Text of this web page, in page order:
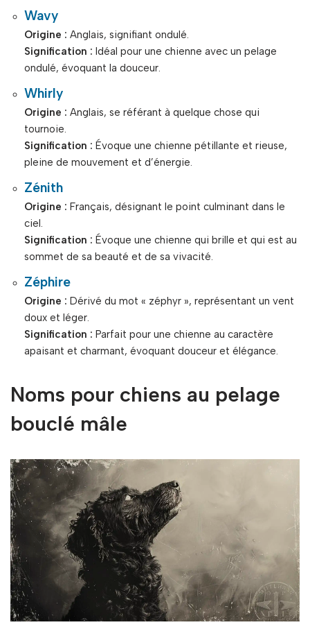
Wavy
Origine : Anglais, signifiant ondulé.
Signification : Idéal pour une chienne avec un pelage
ondulé, évoquant la douceur.
Whirly
Origine : Anglais, se référant à quelque chose qui
tournoie.
Signification : Évoque une chienne pétillante et rieuse,
pleine de mouvement et d’énergie.
Zénith
Origine : Français, désignant le point culminant dans le
ciel.
Signification : Évoque une chienne qui brille et qui est au
sommet de sa beauté et de sa vivacité.
Zéphire
Origine : Dérivé du mot « zéphyr », représentant un vent
doux et léger.
Signification : Parfait pour une chienne au caractère
apaisant et charmant, évoquant douceur et élégance.
Noms pour chiens au pelage
bouclé mâle